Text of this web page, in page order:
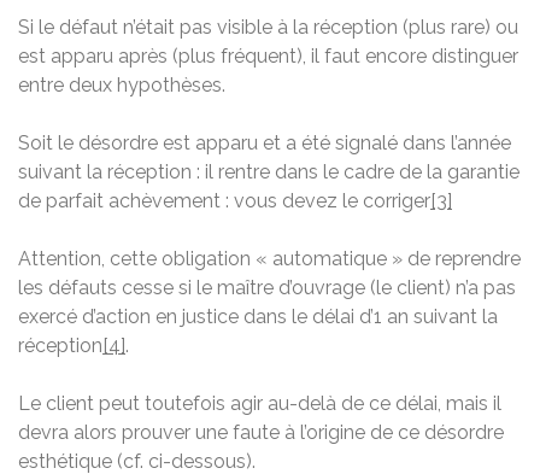
Si le défaut n’était pas visible à la réception (plus rare) ou
est apparu après (plus fréquent), il faut encore distinguer
entre deux hypothèses.
Soit le désordre est apparu et a été signalé dans l’année
suivant la réception : il rentre dans le cadre de la garantie
de parfait achèvement : vous devez le corriger[3]
Attention, cette obligation « automatique » de reprendre
les défauts cesse si le maître d’ouvrage (le client) n’a pas
exercé d’action en justice dans le délai d’1 an suivant la
réception[4].
Le client peut toutefois agir au-delà de ce délai, mais il
devra alors prouver une faute à l’origine de ce désordre
esthétique (cf. ci-dessous).